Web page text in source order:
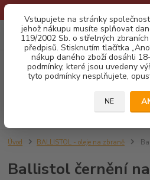
Vstupujete na stránky
jehož nákupu musíte splňovat
119/2002 Sb. o střelných
předpisů. Stisknutím tlačítka
nákup daného zboží dosáhli
podmínky, které jsou uvedeny
tyto podmínky nesplňujete,
NE
CZK
Úvod BALLISTOL - oleje na zbraně
Ballistol černění